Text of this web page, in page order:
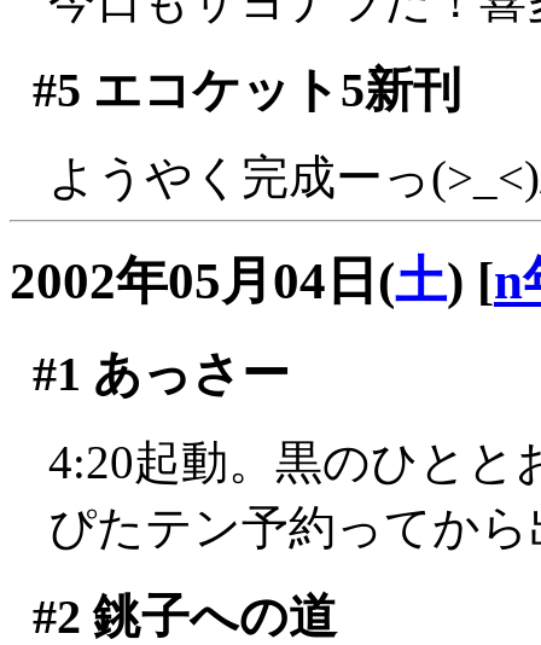
#5 エコケット5新刊
ようやく完成ーっ
2002年05月04日(土) [n
#1 あっさー
4:20起動。黒のひとと
ぴたテン予約ってから
#2 銚子への道